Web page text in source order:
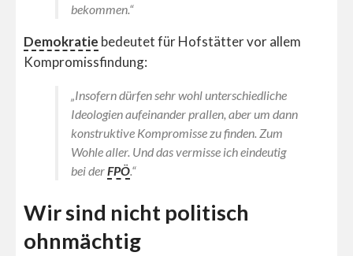
bekommen.“
Demokratie bedeutet für Hofstätter vor allem
Kompromissfindung:
„Insofern dürfen sehr wohl unterschiedliche
Ideologien aufeinander prallen, aber um dann
konstruktive Kompromisse zu finden. Zum
Wohle aller. Und das vermisse ich eindeutig
bei derFPÖ.“
Wir sind nicht politisch
ohnmächtig